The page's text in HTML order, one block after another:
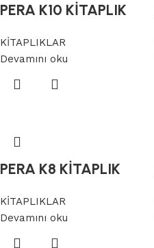
PERA K10 KİTAPLIK
KİTAPLIKLAR
Devamını oku
PERA K8 KİTAPLIK
KİTAPLIKLAR
Devamını oku